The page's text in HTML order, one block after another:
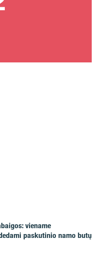
viename
paskutinio namo butų